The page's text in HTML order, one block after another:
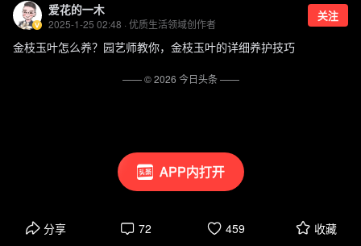
APP内打开
爱花的一木
2025-1-25 02:48 · 优质生活领域创作者
关注
金枝玉叶怎么养？园艺师教你，金枝玉叶的详细养护技巧
分享 72 459 收藏
—— ©2026 今日头条——